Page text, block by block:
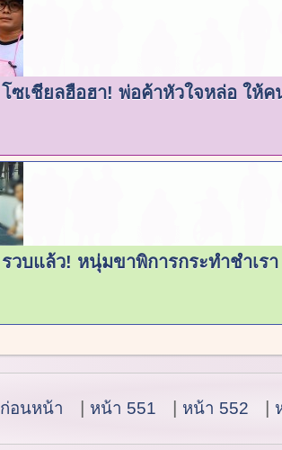
โซเชียลฮือฮา! พ่อค้าหัวใจหล่อ ให้
รวบแล้ว! หนุ่มขาพิการกระทำชำเ
ก่อนหน้า หน้า 551 หน้า 552